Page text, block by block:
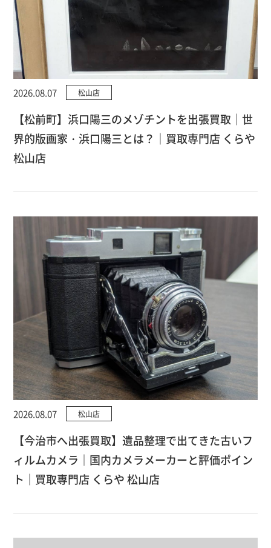
2026.08.07 松山店
【松前町】浜口陽三のメゾチントを出張買取｜世
界的版画家・浜口陽三とは？｜買取専門店 くらや
松山店
2026.08.07 松山店
【今治市へ出張買取】遺品整理で出てきた古いフ
ィルムカメラ｜国内カメラメーカーと評価ポイン
ト｜買取専門店 くらや 松山店